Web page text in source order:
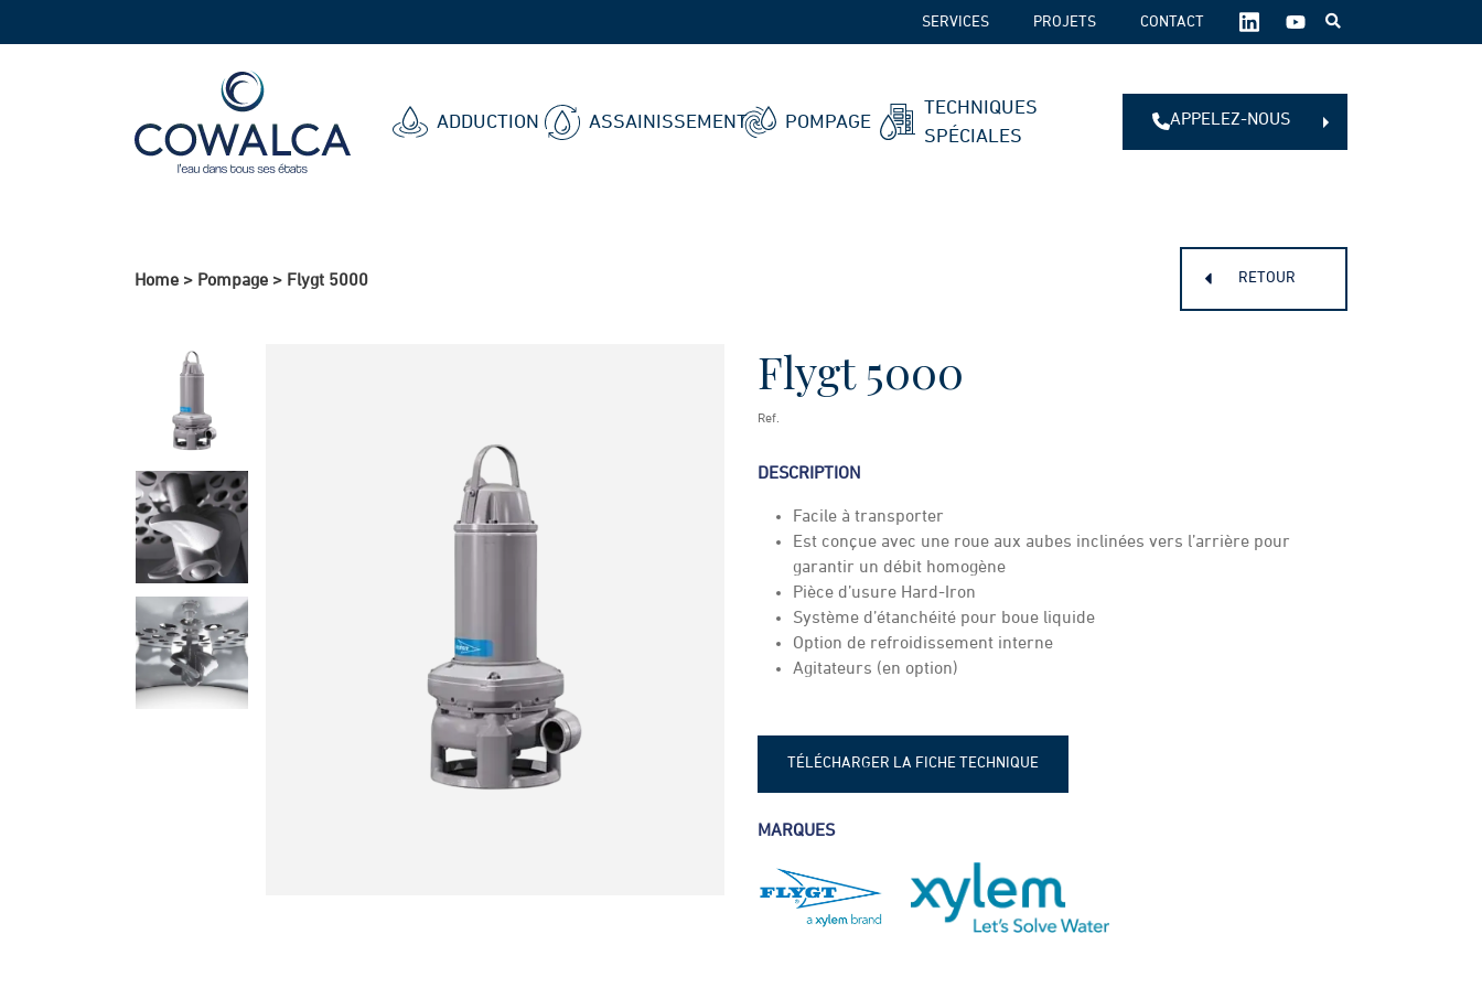
ADDUCTION ASSAINISSEMENT POMPAGE
TECHNIQUES
SPÉCIALES
SERVICES PROJETS CONTACT
SUIVEZ-
NOUS
APPELEZ-NOUS
Home > Pompage > Flygt 5000 RETOUR
Flygt 5000
Ref.
DESCRIPTION
Facile à transporter
Est conçue avec une roue aux aubes inclinées vers l’arrière pour
garantir un débit homogène
Pièce d’usure Hard-Iron
Système d’étanchéité pour boue liquide
Option de refroidissement interne​
Agitateurs (en option)
TÉLÉCHARGER LA FICHE TECHNIQUE
MARQUES